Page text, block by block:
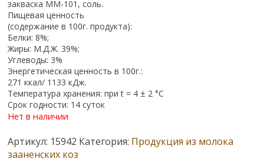
закваска ММ-101, соль.
Пищевая ценность
(содержание в 100г. продукта):
Белки: 8%;
Жиры: М.Д.Ж. 39%;
Углеводы: 3%
Энергетическая ценность в 100г.:
271 ккал/ 1133 кДж.
Температура хранения: при t = 4 ± 2 °С
Срок годности: 14 суток
Нет в наличии
Артикул: 15942 Категория: Продукция из молока
зааненских коз